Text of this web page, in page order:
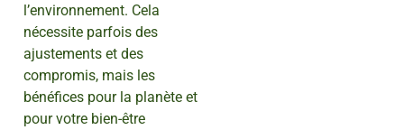
l’environnement. Cela
nécessite parfois des
ajustements et des
compromis, mais les
bénéfices pour la planète et
pour votre bien-être